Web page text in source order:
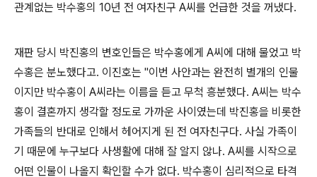
관계없는 박수홍의 10년 전 여자친구 A씨를 언급한 것을 꺼냈다.
재판 당시 박진홍의 변호인들은 박수홍에게 A씨에 대해 물었고 박
수홍은 분노했다고. 이진호는 "이번 사안과는 완전히 별개의 인물
이지만 박수홍이 A씨라는 이름을 듣고 무척 흥분했다. A씨는 박수
홍이 결혼까지 생각할 정도로 가까운 사이였는데 박진홍을 비롯한
가족들의 반대로 인해서 헤어지게 된 전 여자친구다. 사실 가족이
기 때문에 누구보다 사생활에 대해 잘 알지 않나. A씨를 시작으로
어떤 인물이 나올지 확인할 수가 없다. 박수홍이 심리적으로 타격